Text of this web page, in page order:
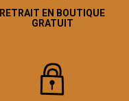
RETRAIT EN BOUTIQUE
GRATUIT